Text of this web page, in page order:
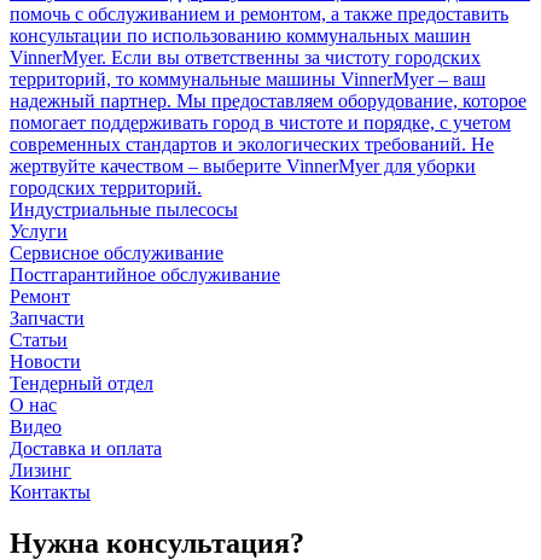
помочь с обслуживанием и ремонтом, а также предоставить
консультации по использованию коммунальных машин
VinnerMyer. Если вы ответственны за чистоту городских
территорий, то коммунальные машины VinnerMyer – ваш
надежный партнер. Мы предоставляем оборудование, которое
помогает поддерживать город в чистоте и порядке, с учетом
современных стандартов и экологических требований. Не
жертвуйте качеством – выберите VinnerMyer для уборки
городских территорий.
Индустриальные пылесосы
Услуги
Сервисное обслуживание
Постгарантийное обслуживание
Ремонт
Запчасти
Статьи
Новости
Тендерный отдел
О нас
Видео
Доставка и оплата
Лизинг
Контакты
Нужна консультация?